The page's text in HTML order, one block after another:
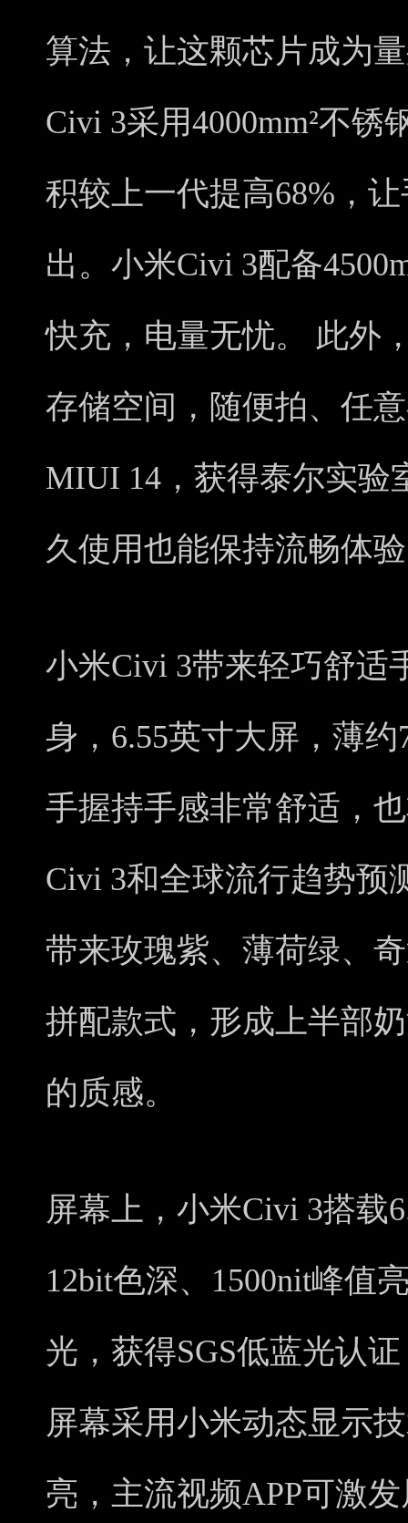
算法，让这颗芯片成为
Civi 3采用4000mm²不
积较上一代提高68%，
出。小米Civi 3配备
快充，电量无忧。 此外
存储空间，随便拍、任
MIUI 14，获得泰尔实验
久使用也能保持流畅体
小米Civi 3带来轻巧舒适
身，6.55英寸大屏，薄约
手握持手感非常舒适，
Civi 3和全球流行趋势预
带来玫瑰紫、薄荷绿、
拼配款式，形成上半部
的质感。
屏幕上，小米Civi 3搭载
12bit色深、1500nit峰值
光，获得SGS低蓝光认
屏幕采用小米动态显示
亮，主流视频APP可激